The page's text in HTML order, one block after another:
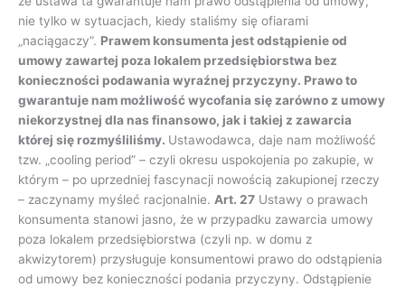
nie tylko w sytuacjach, kiedy staliśmy się ofiarami
„naciągaczy”. Prawem konsumenta jest odstąpienie od
umowy zawartej poza lokalem przedsiębiorstwa bez
konieczności podawania wyraźnej przyczyny. Prawo to
gwarantuje nam możliwość wycofania się zarówno z umowy
niekorzystnej dla nas finansowo, jak i takiej z zawarcia
której się rozmyśliliśmy. Ustawodawca, daje nam możliwość
tzw. „cooling period” – czyli okresu uspokojenia po zakupie, w
którym – po uprzedniej fascynacji nowością zakupionej rzeczy
– zaczynamy myśleć racjonalnie. Art. 27 Ustawy o prawach
konsumenta stanowi jasno, że w przypadku zawarcia umowy
poza lokalem przedsiębiorstwa (czyli np. w domu z
akwizytorem) przysługuje konsumentowi prawo do odstąpienia
od umowy bez konieczności podania przyczyny. Odstąpienie